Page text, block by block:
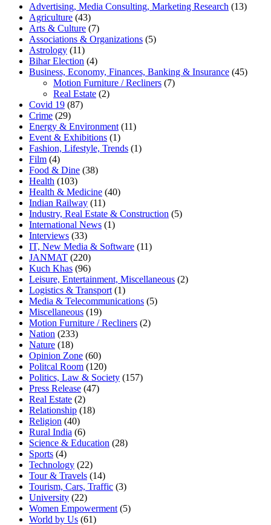
Advertising, Media Consulting, Marketing Research (13)
Agriculture (43)
Arts & Culture (7)
Associations & Organizations (5)
Astrology (11)
Bihar Election (4)
Business, Economy, Finances, Banking & Insurance (45)
Motion Furniture / Recliners (7)
Real Estate (2)
Covid 19 (87)
Crime (29)
Energy & Environment (11)
Event & Exhibitions (1)
Fashion, Lifestyle, Trends (1)
Film (4)
Food & Dine (38)
Health (103)
Health & Medicine (40)
Indian Railway (11)
Industry, Real Estate & Construction (5)
International News (1)
Interviews (33)
IT, New Media & Software (11)
JANMAT (220)
Kuch Khas (96)
Leisure, Entertainment, Miscellaneous (2)
Logistics & Transport (1)
Media & Telecommunications (5)
Miscellaneous (19)
Motion Furniture / Recliners (2)
Nation (233)
Nature (18)
Opinion Zone (60)
Politcal Room (120)
Politics, Law & Society (157)
Press Release (47)
Real Estate (2)
Relationship (18)
Religion (40)
Rural India (6)
Science & Education (28)
Sports (4)
Technology (22)
Tour & Travels (14)
Tourism, Cars, Traffic (3)
University (22)
Women Empowerment (5)
World by Us (61)